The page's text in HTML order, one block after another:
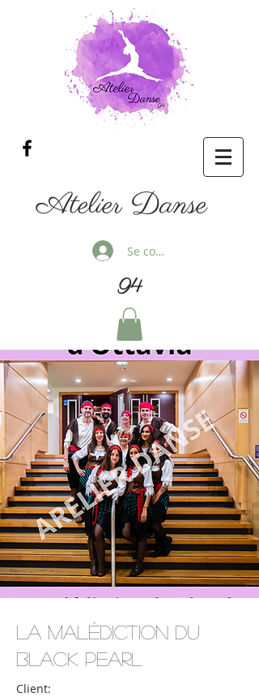
Atelier Danse
Se connecter
94
La Malédiction du
Black Pearl
Client: